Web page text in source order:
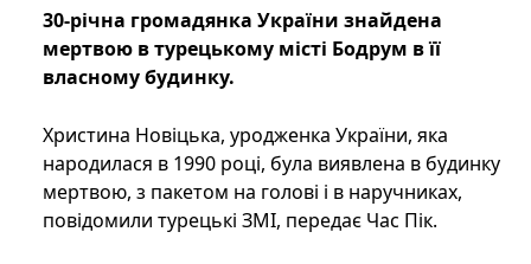
30-річна громадянка України знайдена
мертвою в турецькому місті Бодрум в її
власному будинку.
Христина Новіцька, уродженка України, яка
народилася в 1990 році, була виявлена ​​в будинку
мертвою, з пакетом на голові і в наручниках,
повідомили турецькі ЗМІ, передає Час Пік.